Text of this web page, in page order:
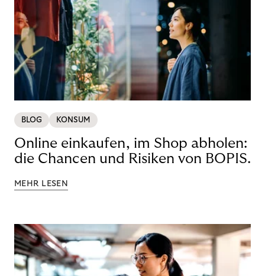
BLOG KONSUM
Online einkaufen, im Shop abholen:
die Chancen und Risiken von BOPIS.
MEHR LESEN